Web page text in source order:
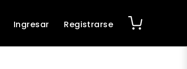
Ingresar Registrarse